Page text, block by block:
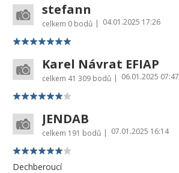
stefann
celkem 0 bodů | 04.01.2025 17:26
Karel Návrat EFIAP
celkem 41 309 bodů | 06.01.2025 07:47
JENDAB
celkem 191 bodů | 07.01.2025 16:14
Dechberoucí